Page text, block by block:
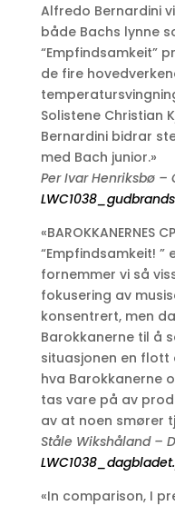
Alfredo Bernardini
både Bachs lynne
“Empfindsamkeit”
de fire
Solistene Christian
Bernardini bidrar
med Bach junior.»
Per Ivar Henriksbø –
«BAROKKANERNES
“Empfindsamkeit! ”
fornemmer vi så
fokusering av
konsentrert, men
Barokkanerne til å
situasjonen en flott
hva Barokkanerne
tas vare på av
av at noen smører
Ståle Wikshåland –
«In comparison, I